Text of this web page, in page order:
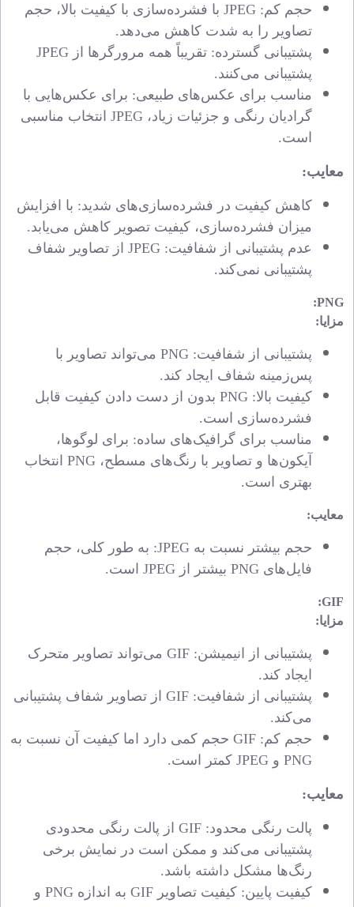
حجم کم: JPEG با فشرده‌سازی با کیفیت بالا، حجم
تصاویر را به شدت کاهش می‌دهد.
پشتیبانی گسترده: تقریباً همه مرورگرها از JPEG
پشتیبانی می‌کنند.
مناسب برای عکس‌های طبیعی: برای عکس‌هایی با
گرادیان رنگی و جزئیات زیاد، JPEG انتخاب مناسبی
است.
معایب:
کاهش کیفیت در فشرده‌سازی‌های شدید: با افزایش
میزان فشرده‌سازی، کیفیت تصویر کاهش می‌یابد.
عدم پشتیبانی از شفافیت: JPEG از تصاویر شفاف
پشتیبانی نمی‌کند.
PNG
:
مزایا:
پشتیبانی از شفافیت: PNG می‌تواند تصاویر با
پس‌زمینه شفاف ایجاد کند.
کیفیت بالا: PNG بدون از دست دادن کیفیت قابل
فشرده‌سازی است.
مناسب برای گرافیک‌های ساده: برای لوگوها،
آیکون‌ها و تصاویر با رنگ‌های مسطح، PNG انتخاب
بهتری است.
معایب:
حجم بیشتر نسبت به JPEG: به طور کلی، حجم
فایل‌های PNG بیشتر از JPEG است.
GIF
:
مزایا:
پشتیبانی از انیمیشن: GIF می‌تواند تصاویر متحرک
ایجاد کند.
پشتیبانی از شفافیت: GIF از تصاویر شفاف پشتیبانی
می‌کند.
حجم کم: GIF حجم کمی دارد اما کیفیت آن نسبت به
PNG و JPEG کمتر است.
معایب:
پالت رنگی محدود: GIF از پالت رنگی محدودی
پشتیبانی می‌کند و ممکن است در نمایش برخی
رنگ‌ها مشکل داشته باشد.
کیفیت پایین: کیفیت تصاویر GIF به اندازه PNG و